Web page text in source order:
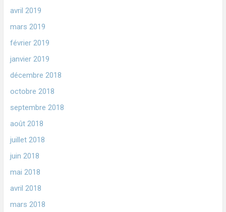
avril 2019
mars 2019
février 2019
janvier 2019
décembre 2018
octobre 2018
septembre 2018
août 2018
juillet 2018
juin 2018
mai 2018
avril 2018
mars 2018